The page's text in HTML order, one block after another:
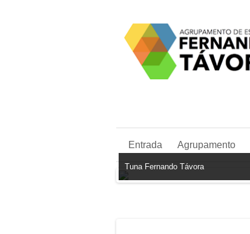
Entrada Agrupamento
Tuna Fernando Távora